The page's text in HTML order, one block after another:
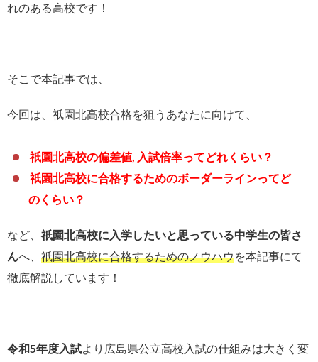
れのある高校です！
そこで本記事では、
今回は、祇園北高校合格を狙うあなたに向けて、
祇園北高校の偏差値, 入試倍率ってどれくらい？
祇園北高校に合格するためのボーダーラインってど
のくらい？
など、 祇園北高校に入学したいと思っている中学生の皆さ
んへ、 祇園北高校に合格するためのノウハウを本記事にて
徹底解説しています！
令和5年度入試より広島県公立高校入試の仕組みは大きく変